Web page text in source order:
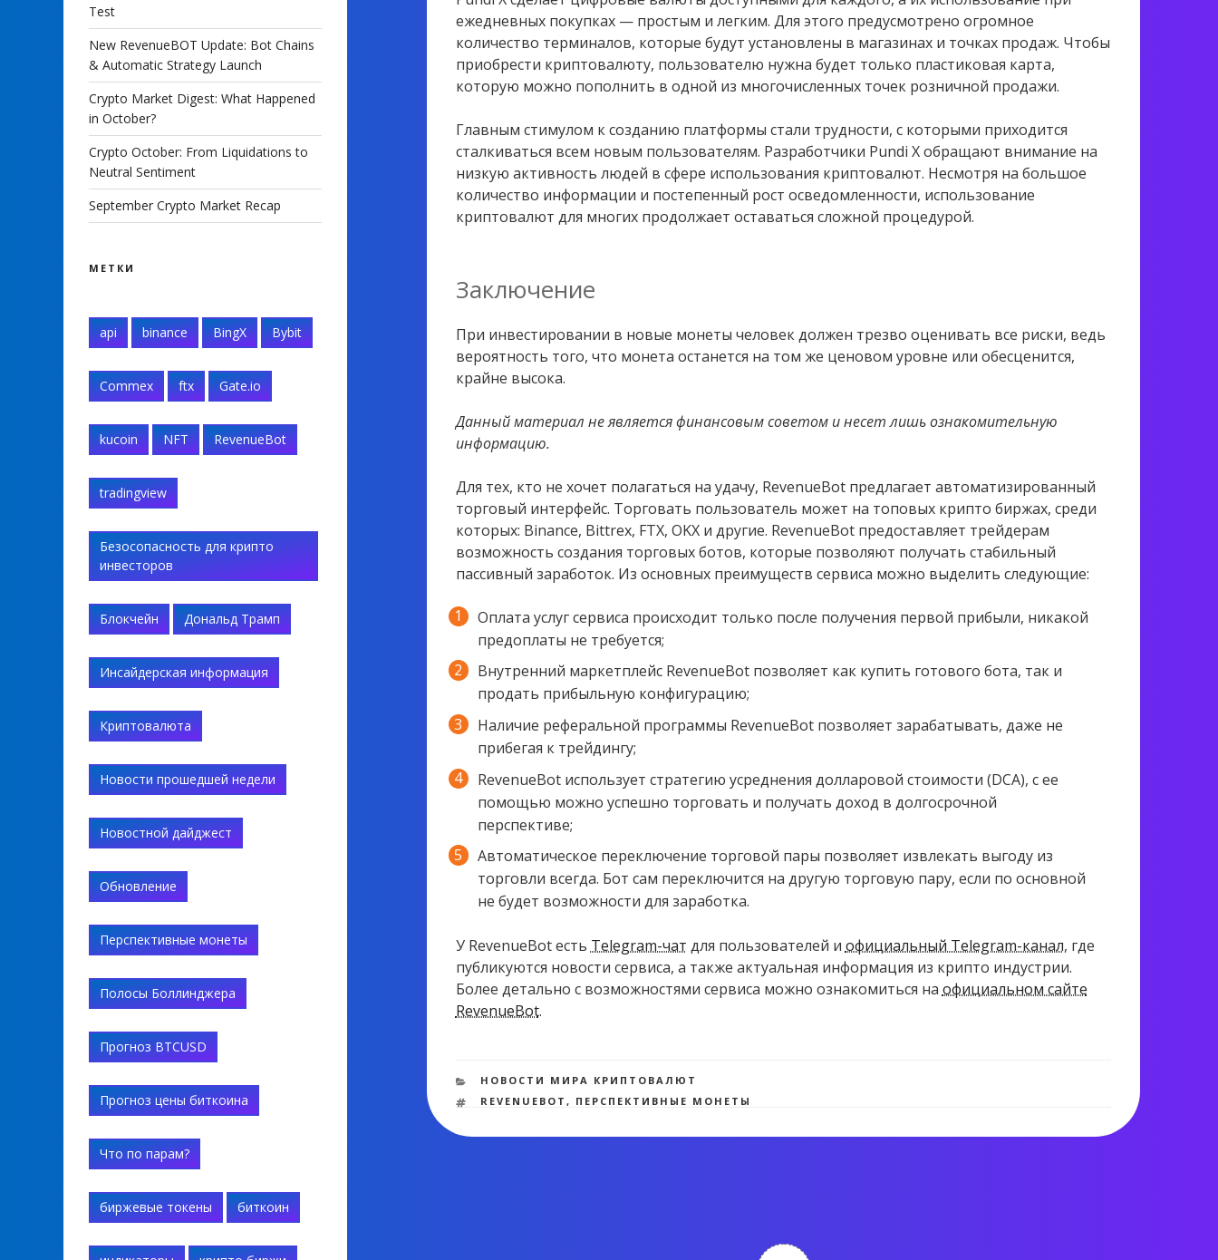
ежедневных покупках — простым и легким. Для этого предусмотрено огромное
количество терминалов, которые будут установлены в магазинах и точках продаж. Чтобы
приобрести криптовалюту, пользователю нужна будет только пластиковая карта,
которую можно пополнить в одной из многочисленных точек розничной продажи.
Главным стимулом к созданию платформы стали трудности, с которыми приходится
сталкиваться всем новым пользователям. Разработчики Pundi X обращают внимание на
низкую активность людей в сфере использования криптовалют. Несмотря на большое
количество информации и постепенный рост осведомленности, использование
криптовалют для многих продолжает оставаться сложной процедурой.
Заключение
При инвестировании в новые монеты человек должен трезво оценивать все риски, ведь
вероятность того, что монета останется на том же ценовом уровне или обесценится,
крайне высока.
Данный материал не является финансовым советом и несет лишь ознакомительную
информацию.
Для тех, кто не хочет полагаться на удачу, RevenueBot предлагает автоматизированный
торговый интерфейс. Торговать пользователь может на топовых крипто биржах, среди
которых: Binance, Bittrex, FTX, OKX и другие. RevenueBot предоставляет трейдерам
возможность создания торговых ботов, которые позволяют получать стабильный
пассивный заработок. Из основных преимуществ сервиса можно выделить следующие:
Оплата услуг сервиса происходит только после получения первой прибыли, никакой
предоплаты не требуется;
Внутренний маркетплейс RevenueBot позволяет как купить готового бота, так и
продать прибыльную конфигурацию;
Наличие реферальной программы RevenueBot позволяет зарабатывать, даже не
прибегая к трейдингу;
RevenueBot использует стратегию усреднения долларовой стоимости (DCA), с ее
помощью можно успешно торговать и получать доход в долгосрочной
перспективе;
Автоматическое переключение торговой пары позволяет извлекать выгоду из
торговли всегда. Бот сам переключится на другую торговую пару, если по основной
не будет возможности для заработка.
У RevenueBot есть Telegram-чат для пользователей и официальный Telegram-канал, где
публикуются новости сервиса, а также актуальная информация из крипто индустрии.
Более детально с возможностями сервиса можно ознакомиться на официальном сайте
RevenueBot.
РУБРИКИ
НОВОСТИ МИРА КРИПТОВАЛЮТ
МЕТКИ
REVENUEBOT, ПЕРСПЕКТИВНЫЕ МОНЕТЫ
Test
New RevenueBOT Update: Bot Chains
& Automatic Strategy Launch
Crypto Market Digest: What Happened
in October?
Crypto October: From Liquidations to
Neutral Sentiment
September Crypto Market Recap
МЕТКИ
api binance BingX Bybit
Commex ftx Gate.io
kucoin NFT RevenueBot
tradingview
Безосопасность для крипто
инвесторов
Блокчейн Дональд Трамп
Инсайдерская информация
Криптовалюта
Новости прошедшей недели
Новостной дайджест
Обновление
Перспективные монеты
Полосы Боллинджера
Прогноз BTCUSD
Прогноз цены биткоина
Что по парам?
биржевые токены биткоин